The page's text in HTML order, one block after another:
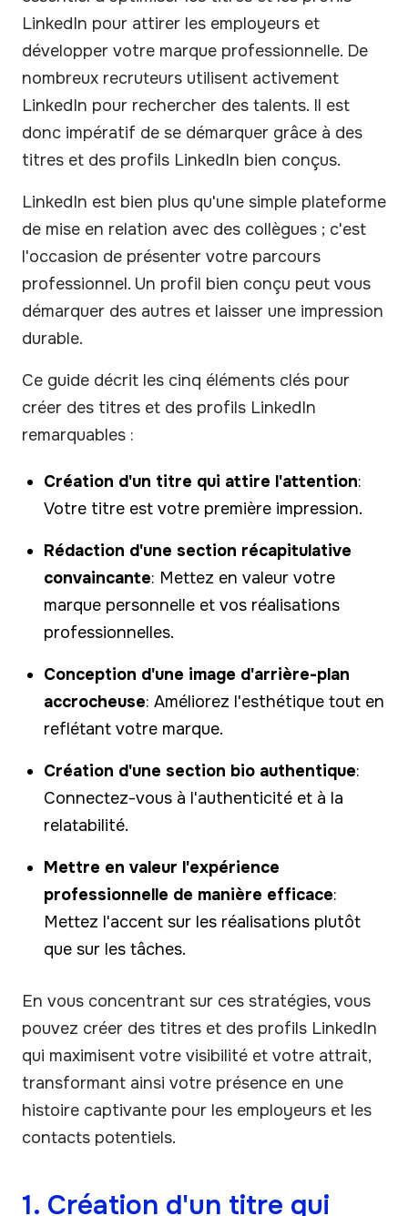
LinkedIn pour attirer les employeurs et
développer votre marque professionnelle. De
nombreux recruteurs utilisent activement
LinkedIn pour rechercher des talents. Il est
donc impératif de se démarquer grâce à des
titres et des profils LinkedIn bien conçus.
LinkedIn est bien plus qu'une simple plateforme
de mise en relation avec des collègues ; c'est
l'occasion de présenter votre parcours
professionnel. Un profil bien conçu peut vous
démarquer des autres et laisser une impression
durable.
Ce guide décrit les cinq éléments clés pour
créer des titres et des profils LinkedIn
remarquables :
Création d'un titre qui attire l'attention:
Votre titre est votre première impression.
Rédaction d'une section récapitulative
convaincante: Mettez en valeur votre
marque personnelle et vos réalisations
professionnelles.
Conception d'une image d'arrière-plan
accrocheuse: Améliorez l'esthétique tout en
reflétant votre marque.
Création d'une section bio authentique:
Connectez-vous à l'authenticité et à la
relatabilité.
Mettre en valeur l'expérience
professionnelle de manière efficace:
Mettez l'accent sur les réalisations plutôt
que sur les tâches.
En vous concentrant sur ces stratégies, vous
pouvez créer des titres et des profils LinkedIn
qui maximisent votre visibilité et votre attrait,
transformant ainsi votre présence en une
histoire captivante pour les employeurs et les
contacts potentiels.
1. Création d'un titre qui